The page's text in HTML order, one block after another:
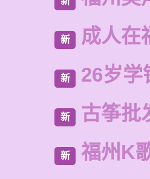
新 成人在
新 26岁学
新 古筝批
新 福州K